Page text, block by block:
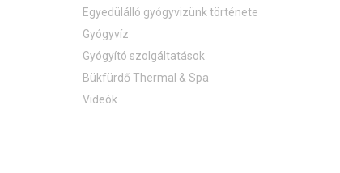
Egyedülálló gyógyvizünk története
Gyógyvíz
Gyógyító szolgáltatások
Bükfürdő Thermal & Spa
Videók